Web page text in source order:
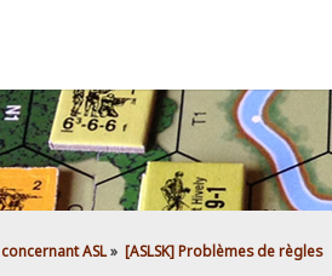
ASL» [ASLSK] Problèmes de règles